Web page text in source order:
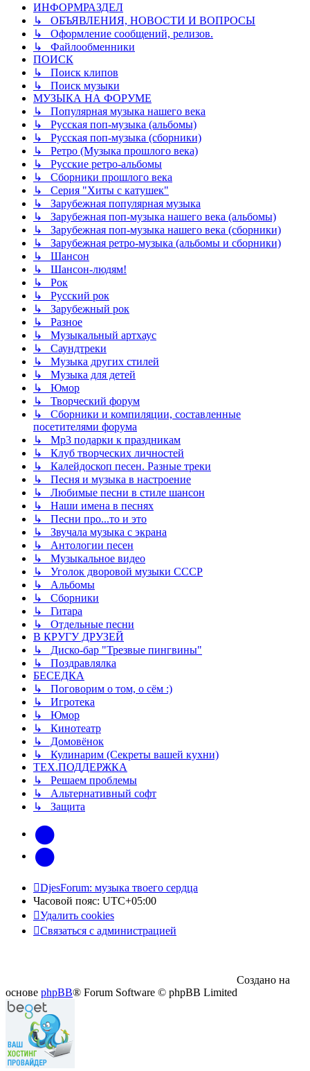
ИНФОРМРАЗДЕЛ
↳ ОБЪЯВЛЕНИЯ, НОВОСТИ И ВОПРОСЫ
↳ Оформление сообщений, релизов.
↳ Файлообменники
ПОИСК
↳ Поиск клипов
↳ Поиск музыки
МУЗЫКА НА ФОРУМЕ
↳ Популярная музыка нашего века
↳ Русская поп-музыка (альбомы)
↳ Русская поп-музыка (сборники)
↳ Ретро (Музыка прошлого века)
↳ Русские ретро-альбомы
↳ Сборники прошлого века
↳ Серия "Хиты с катушек"
↳ Зарубежная популярная музыка
↳ Зарубежная поп-музыка нашего века (альбомы)
↳ Зарубежная поп-музыка нашего века (сборники)
↳ Зарубежная ретро-музыка (альбомы и сборники)
↳ Шансон
↳ Шансон-людям!
↳ Рок
↳ Русский рок
↳ Зарубежный рок
↳ Разное
↳ Музыкальный артхаус
↳ Саундтреки
↳ Музыка других стилей
↳ Музыка для детей
↳ Юмор
↳ Творческий форум
↳ Сборники и компиляции, составленные
посетителями форума
↳ Mp3 подарки к праздникам
↳ Клуб творческих личностей
↳ Калейдоскоп песен. Разные треки
↳ Песня и музыка в настроение
↳ Любимые песни в стиле шансон
↳ Наши имена в песнях
↳ Песни про...то и это
↳ Звучала музыка с экрана
↳ Антологии песен
↳ Музыкальное видео
↳ Уголок дворовой музыки СССР
↳ Альбомы
↳ Сборники
↳ Гитара
↳ Отдельные песни
В КРУГУ ДРУЗЕЙ
↳ Диско-бар "Трезвые пингвины"
↳ Поздравлялка
БЕСЕДКА
↳ Поговорим о том, о сём :)
↳ Игротека
↳ Юмор
↳ Кинотеатр
↳ Домовёнок
↳ Кулинарим (Секреты вашей кухни)
ТЕХ.ПОДДЕРЖКА
↳ Решаем проблемы
↳ Альтернативный софт
↳ Защита
vk
Telegram
DjesForum: музыка твоего сердца
Часовой пояс: UTC+05:00
Удалить cookies
Связаться с администрацией
Создано на
основе phpBB® Forum Software © phpBB Limited